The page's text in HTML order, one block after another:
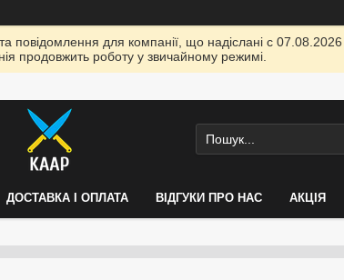
повідомлення для компанії, що надіслані с
продовжить роботу у звичайному режимі.
ДОСТАВКА І ОПЛАТА ВІДГУКИ ПРО НАС АКЦІЯ